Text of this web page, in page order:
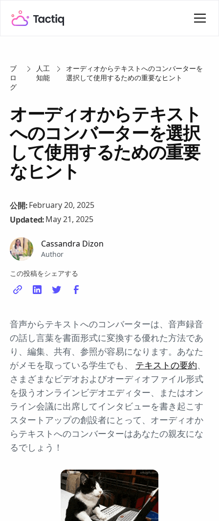
ブ
ロ
グ
人工
知能
オーディオからテキストへのコンバーターを
選択して使用するための重要なヒント
オーディオからテキスト
へのコンバーターを選択
して使用するための重要
なヒント
公開:February 20, 2025
Updated:May 21, 2025
Cassandra Dizon
Author
この投稿をシェアする
音声からテキストへのコンバーターは、音声録音
の話し言葉を書面形式に変換する優れた方法であ
り、編集、共有、参照が容易になります。あなた
がメモを取っている学生でも、 テキストの要約、
さまざまなビデオおよびオーディオファイル形式
を扱うオンラインビデオエディター、またはオン
ライン会議に出席してインタビューを書き起こす
スタートアップの創設者にとって、オーディオか
らテキストへのコンバーターはあなたの親友にな
るでしょう！